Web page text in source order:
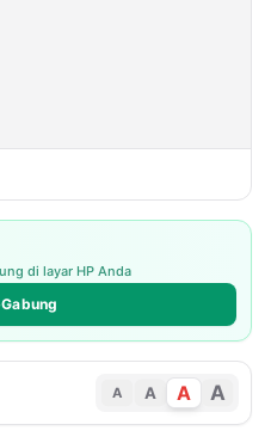
di layar HP Anda
A A A A